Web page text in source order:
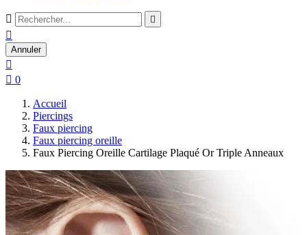
 

Annuler

 0
Accueil
Piercings
Faux piercing
Faux piercing oreille
Faux Piercing Oreille Cartilage Plaqué Or Triple Anneaux